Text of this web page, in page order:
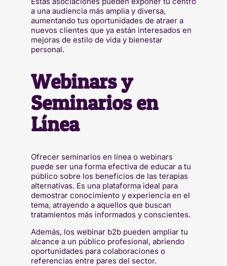
a una audiencia más amplia y diversa,
aumentando tus oportunidades de atraer a
nuevos clientes que ya están interesados en
mejoras de estilo de vida y bienestar
personal.
Webinars y
Seminarios en
Línea
Ofrecer seminarios en línea o webinars
puede ser una forma efectiva de educar a tu
público sobre los beneficios de las terapias
alternativas. Es una plataforma ideal para
demostrar conocimiento y experiencia en el
tema, atrayendo a aquellos que buscan
tratamientos más informados y conscientes.
Además, los webinar b2b pueden ampliar tu
alcance a un público profesional, abriendo
oportunidades para colaboraciones o
referencias entre pares del sector.